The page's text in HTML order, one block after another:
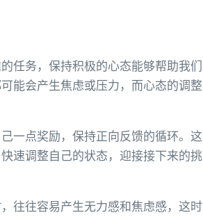
任务，保持积极的心态能够帮助我们
能会产生焦虑或压力，而心态的调整
一点奖励，保持正向反馈的循环。这
速调整自己的状态，迎接接下来的挑
往往容易产生无力感和焦虑感，这时